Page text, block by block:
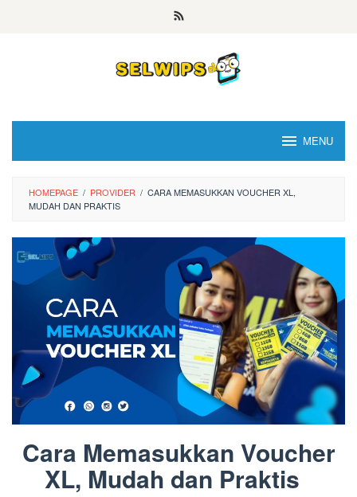
MENU
HOMEPAGE / PROVIDER / CARA MEMASUKKAN VOUCHER XL,
MUDAH DAN PRAKTIS
Cara Memasukkan Voucher
XL, Mudah dan Praktis